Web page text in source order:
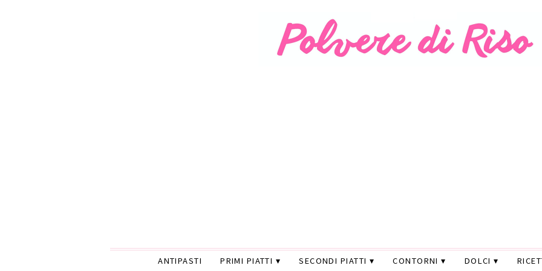
ANTIPASTI PRIMI PIATTI SECONDI PIATTI CONTORNI DOLCI